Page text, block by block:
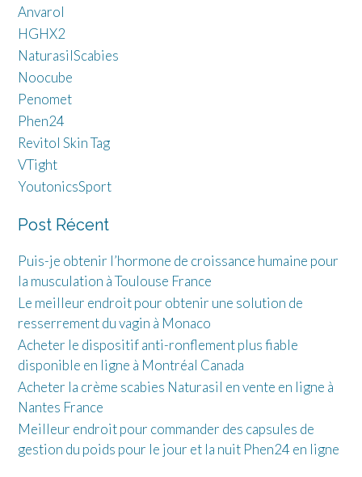
Anvarol
HGHX2
NaturasilScabies
Noocube
Penomet
Phen24
Revitol Skin Tag
VTight
YoutonicsSport
Post Récent
Puis-je obtenir l’hormone de croissance humaine pour
la musculation à Toulouse France
Le meilleur endroit pour obtenir une solution de
resserrement du vagin à Monaco
Acheter le dispositif anti-ronflement plus fiable
disponible en ligne à Montréal Canada
Acheter la crème scabies Naturasil en vente en ligne à
Nantes France
Meilleur endroit pour commander des capsules de
gestion du poids pour le jour et la nuit Phen24 en ligne